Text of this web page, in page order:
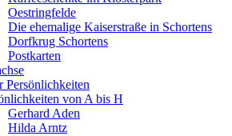
Oestringfelde
Die ehemalige Kaiserstraße in Schortens
Dorfkrug Schortens
Postkarten
Persönlichkeiten
von A bis H
Gerhard Aden
Hilda Arntz